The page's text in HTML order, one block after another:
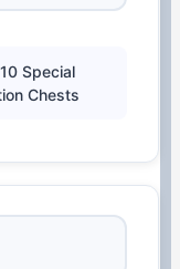
Special
Chests